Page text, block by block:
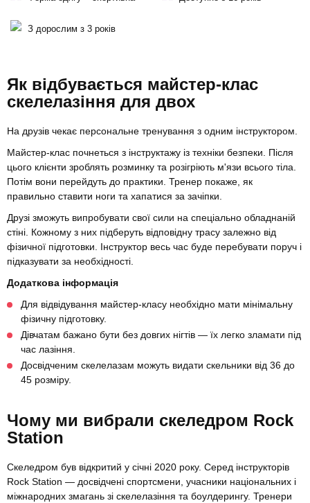
З дорослим з 3 років
Як відбувається майстер-клас
скелелазіння для двох
На друзів чекає персональне тренування з одним інструктором.
Майстер-клас почнеться з інструктажу із техніки безпеки. Після
цього клієнти зроблять розминку та розігріють м'язи всього тіла.
Потім вони перейдуть до практики. Тренер покаже, як
правильно ставити ноги та хапатися за зачіпки.
Друзі зможуть випробувати свої сили на спеціально обладнаній
стіні. Кожному з них підберуть відповідну трасу залежно від
фізичної підготовки. Інструктор весь час буде перебувати поруч і
підказувати за необхідності.
Додаткова інформація
Для відвідування майстер-класу необхідно мати мінімальну
фізичну підготовку.
Дівчатам бажано бути без довгих нігтів — їх легко зламати під
час лазіння.
Досвідченим скелелазам можуть видати скельники від 36 до
45 розміру.
Чому ми вибрали скеледром Rock
Station
Скеледром був відкритий у січні 2020 року. Серед інструкторів
Rock Station — досвідчені спортсмени, учасники національних і
міжнародних змагань зі скелелазіння та боулдерингу. Тренери